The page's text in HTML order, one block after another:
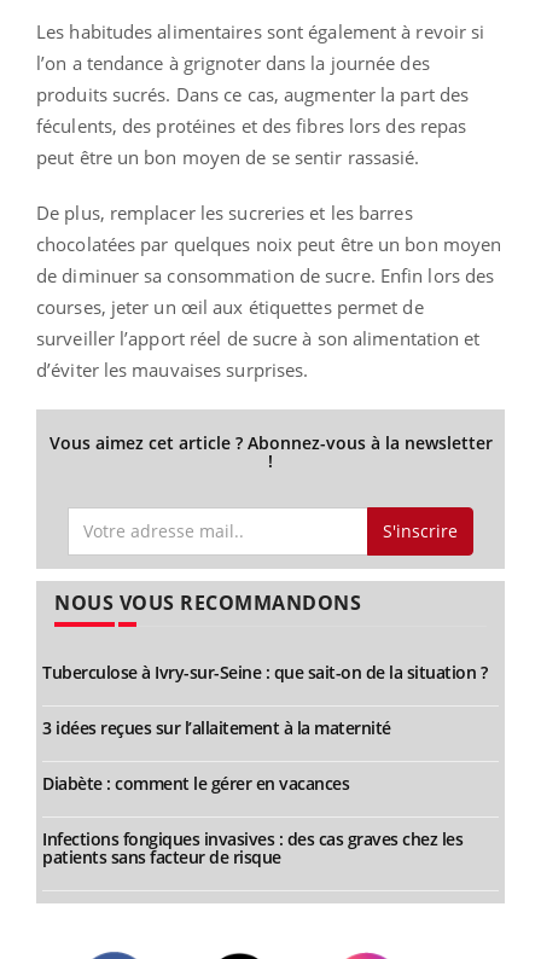
Les habitudes alimentaires sont également à revoir si
l’on a tendance à grignoter dans la journée des
produits sucrés. Dans ce cas, augmenter la part des
féculents, des protéines et des fibres lors des repas
peut être un bon moyen de se sentir rassasié.
De plus, remplacer les sucreries et les barres
chocolatées par quelques noix peut être un bon moyen
de diminuer sa consommation de sucre. Enfin lors des
courses, jeter un œil aux étiquettes permet de
surveiller l’apport réel de sucre à son alimentation et
d’éviter les mauvaises surprises.
Vous aimez cet article ? Abonnez-vous à la newsletter
!
S'inscrire
NOUS VOUS RECOMMANDONS
Tuberculose à Ivry-sur-Seine : que sait-on de la situation ?
3 idées reçues sur l’allaitement à la maternité
Diabète : comment le gérer en vacances
Infections fongiques invasives : des cas graves chez les
patients sans facteur de risque